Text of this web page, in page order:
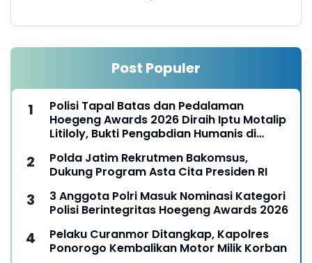
Post Populer
Polisi Tapal Batas dan Pedalaman
Hoegeng Awards 2026 Diraih Iptu Motalip
Litiloly, Bukti Pengabdian Humanis di
Polda Jatim Rekrutmen Bakomsus,
Dukung Program Asta Cita Presiden RI
3 Anggota Polri Masuk Nominasi Kategori
Polisi Berintegritas Hoegeng Awards 2026
Pelaku Curanmor Ditangkap, Kapolres
Ponorogo Kembalikan Motor Milik Korban